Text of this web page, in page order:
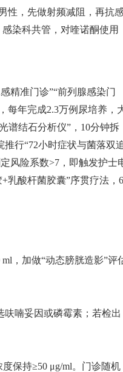
性，先做射频减阻，再抗
染科共管，对喹诺酮使用
精准门诊”“前列腺感染门
每年完成2.3万例尿培养，
谱结石分析仪”，10分钟拆
行“72小时症状与菌落双
风险系数>7，即触发护士
乳酸杆菌胶囊”序贯疗法，6
，加做“动态膀胱造影”评
喃妥因或磷霉素；若检出
保持≥50 μg/ml。门诊随机